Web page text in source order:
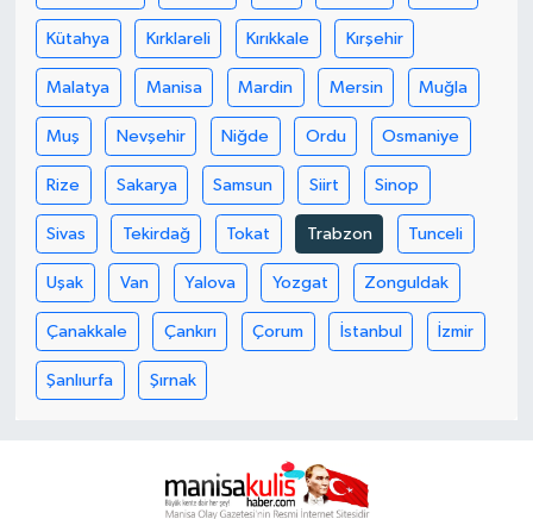
Kütahya Kırklareli Kırıkkale Kırşehir
Malatya Manisa Mardin Mersin Muğla
Muş Nevşehir Niğde Ordu Osmaniye
Rize Sakarya Samsun Siirt Sinop
Sivas Tekirdağ Tokat Trabzon Tunceli
Uşak Van Yalova Yozgat Zonguldak
Çanakkale Çankırı Çorum İstanbul İzmir
Şanlıurfa Şırnak